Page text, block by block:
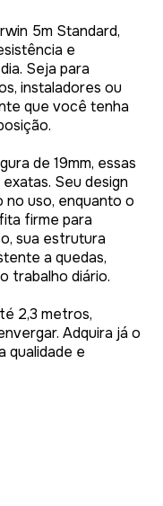
5m Standard,
e
Seja para
instaladores ou
que você tenha
de 19mm, essas
Seu design
uso, enquanto o
firme para
sua estrutura
a quedas,
trabalho diário.
2,3 metros,
Adquira já o
qualidade e